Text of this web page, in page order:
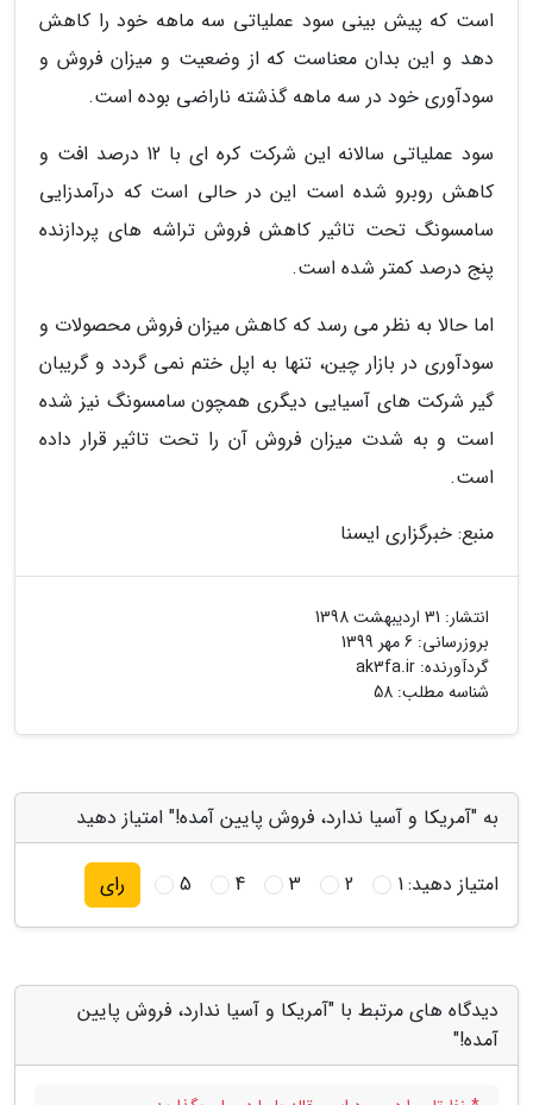
است که پیش بینی سود عملیاتی سه ماهه خود را کاهش
دهد و این بدان معناست که از وضعیت و میزان فروش و
سودآوری خود در سه ماهه گذشته ناراضی بوده است.
سود عملیاتی سالانه این شرکت کره ای با 12 درصد افت و
کاهش روبرو شده است این در حالی است که درآمدزایی
سامسونگ تحت تاثیر کاهش فروش تراشه های پردازنده
پنج درصد کمتر شده است.
اما حالا به نظر می رسد که کاهش میزان فروش محصولات و
سودآوری در بازار چین، تنها به اپل ختم نمی گردد و گریبان
گیر شرکت های آسیایی دیگری همچون سامسونگ نیز شده
است و به شدت میزان فروش آن را تحت تاثیر قرار داده
است.
منبع: خبرگزاری ایسنا
انتشار: 31 اردیبهشت 1398
بروزرسانی: 6 مهر 1399
گردآورنده: ak3fa.ir
شناسه مطلب: 58
به "آمریکا و آسیا ندارد، فروش پایین آمده!" امتیاز دهید
امتیاز دهید:1
2
3
4
5 رای
دیدگاه های مرتبط با "آمریکا و آسیا ندارد، فروش پایین
آمده!"